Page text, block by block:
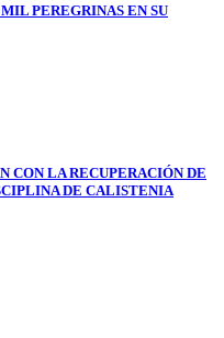
PEREGRINAS EN SU
CON LA RECUPERACIÓN DE
DE CALISTENIA